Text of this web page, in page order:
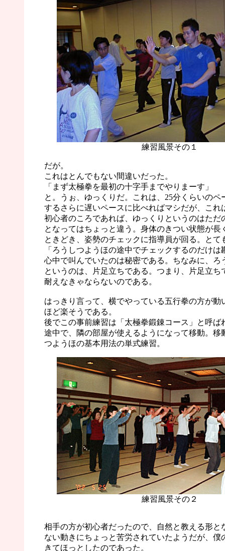
練習風景その１
だが。
これはとんでもない間違いだった。
「まず太極拳を最初の十字手までやりまーす」
と。うぉ、ゆっくりだ。これは、25分くらいのペ
するさらに遅いペースに比べればマシだが、これ
初心者のころであれば、ゆっくりというのはただ
となってはちょっと違う。身体のきつい状態が長
ときどき、姿勢のチェックに指導員が回る。と
「ろうしつようほの途中でチェックするのだけ
心中で叫んでいたのは秘密である。ちなみに、ろ
というのは、片足立ちである。つまり、片足立ち
耐えなきゃならないのである。
はっきり言って、横でやっている五行拳の方が動
ほど楽そうである。
後でこの事前練習は「太極拳鍛錬コース」と呼ば
途中で、隣の部屋が使えるようになって移動。移
つようほの基本用法の単式練習。
練習風景その２
相手の方が初心者だったので、自然と教える形と
ない動きにちょっと苦労されていたようだが、僕
きてほっとしたのであった。